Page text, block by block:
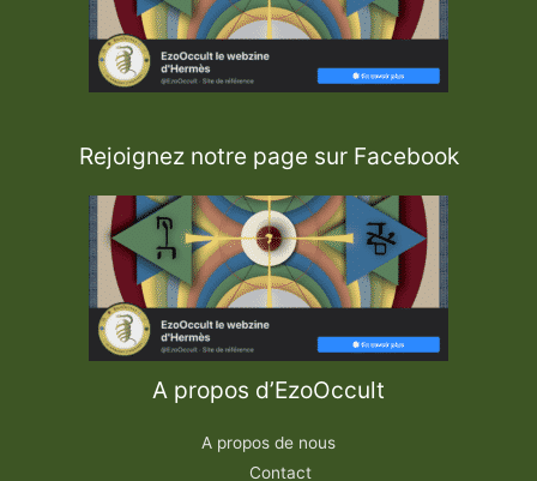
Rejoignez notre page sur Facebook
A propos d’EzoOccult
A propos de nous
Contact